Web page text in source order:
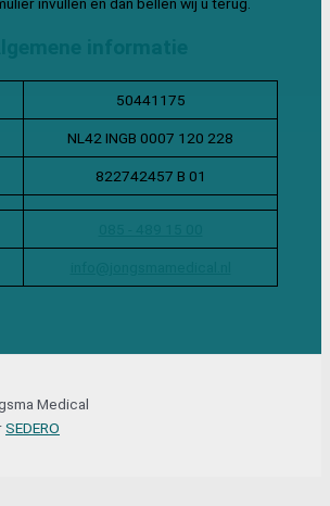
50441175
NL42 INGB 0007 120 228
822742457 B 01
Medical
SEDERO